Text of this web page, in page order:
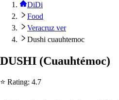
DiDi
Food
Veracruz ver
Dushi cuauhtemoc
DUSHI (Cuauhtémoc)
⭐ Rating: 4.7